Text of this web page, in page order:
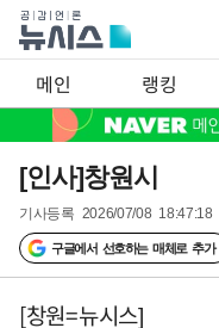
메인 랭킹
[인사]창원시
기사등록 2026/07/08 18:47:18
구글에서 선호하는 매체로 추가
[창원=뉴시스]